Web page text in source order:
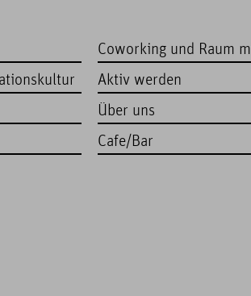
Coworking und Raum
Aktiv werden
Über uns
Cafe/Bar